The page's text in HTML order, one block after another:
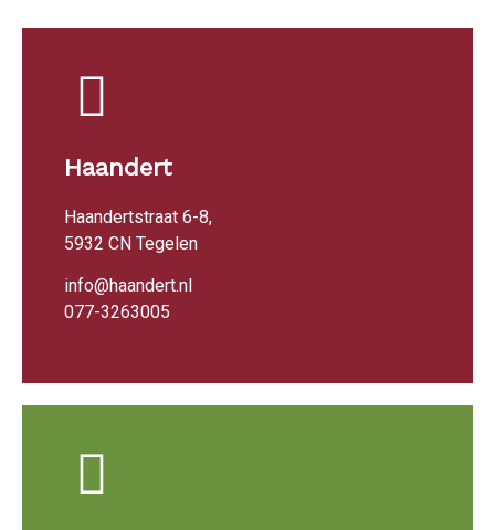
Haandert
Haandertstraat 6-8,
5932 CN Tegelen
info@haandert.nl
077-3263005